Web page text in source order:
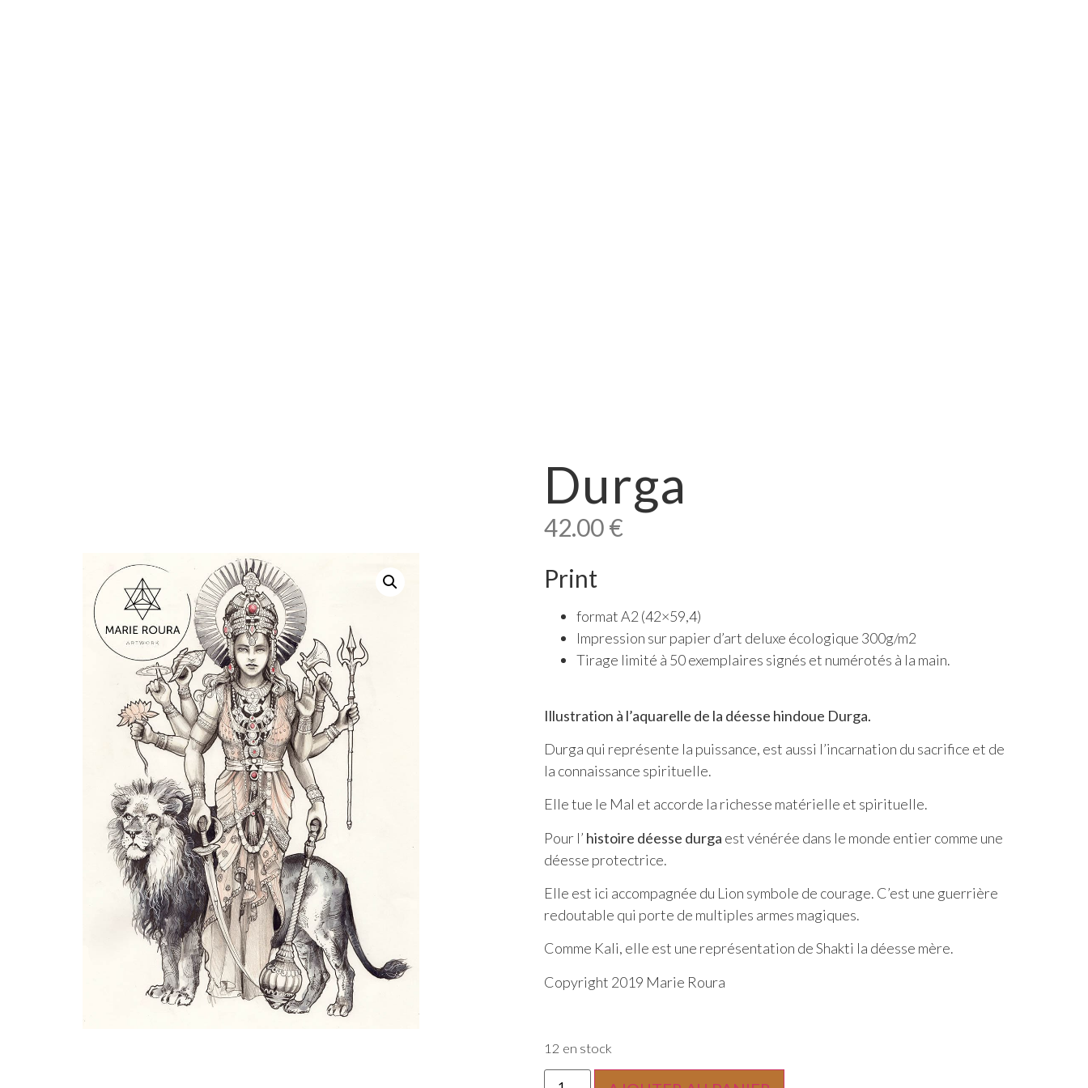
Durga
42.00€
Print
format A2 (42×59,4)
Impression sur papier d’art deluxe écologique 300g/m2
Tirage limité à 50 exemplaires signés et numérotés à la main.
Illustration à l’aquarelle de la déesse hindoue Durga.
Durga qui représente la puissance, est aussi l’incarnation du sacrifice et de
la connaissance spirituelle.
Elle tue le Mal et accorde la richesse matérielle et spirituelle.
Pour l’ histoire déesse durga est vénérée dans le monde entier comme une
déesse protectrice.
Elle est ici accompagnée du Lion symbole de courage. C’est une guerrière
redoutable qui porte de multiples armes magiques.
Comme Kali, elle est une représentation de Shakti la déesse mère.
Copyright 2019 Marie Roura
12 en stock